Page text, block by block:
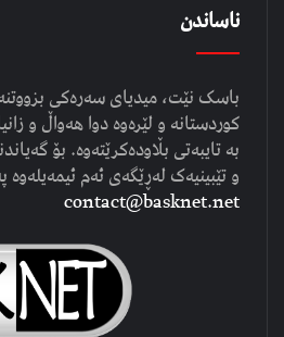
ناساندن
باسک نێت، میدیای سەرەکی
کوردستانە و لێرەوە دوا هەواڵ و
بە تایبەتی بڵاودەکرێتەوە. بۆ
و تێبینیەک لەڕێگەی ئەم ئیمەیلەوە
contact@basknet.net